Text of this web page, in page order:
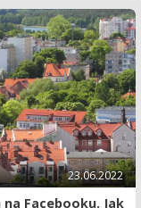
23.06.2022
Facebooku. Jak